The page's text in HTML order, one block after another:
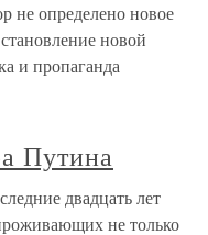
не определено новое
новой
и пропаганда
Путина
двадцать лет
не только